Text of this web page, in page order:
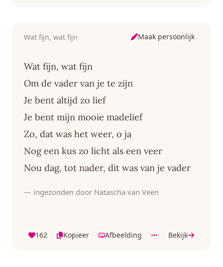
Wat fijn, wat fijn Maak persoonlijk
Wat fijn, wat fijn
Om de vader van je te zijn
Je bent altijd zo lief
Je bent mijn mooie madelief
Zo, dat was het weer, o ja
Nog een kus zo licht als een veer
Nou dag, tot nader, dit was van je vader
— ingezonden door Natascha van Veen
162 Kopieer Afbeelding Bekijk